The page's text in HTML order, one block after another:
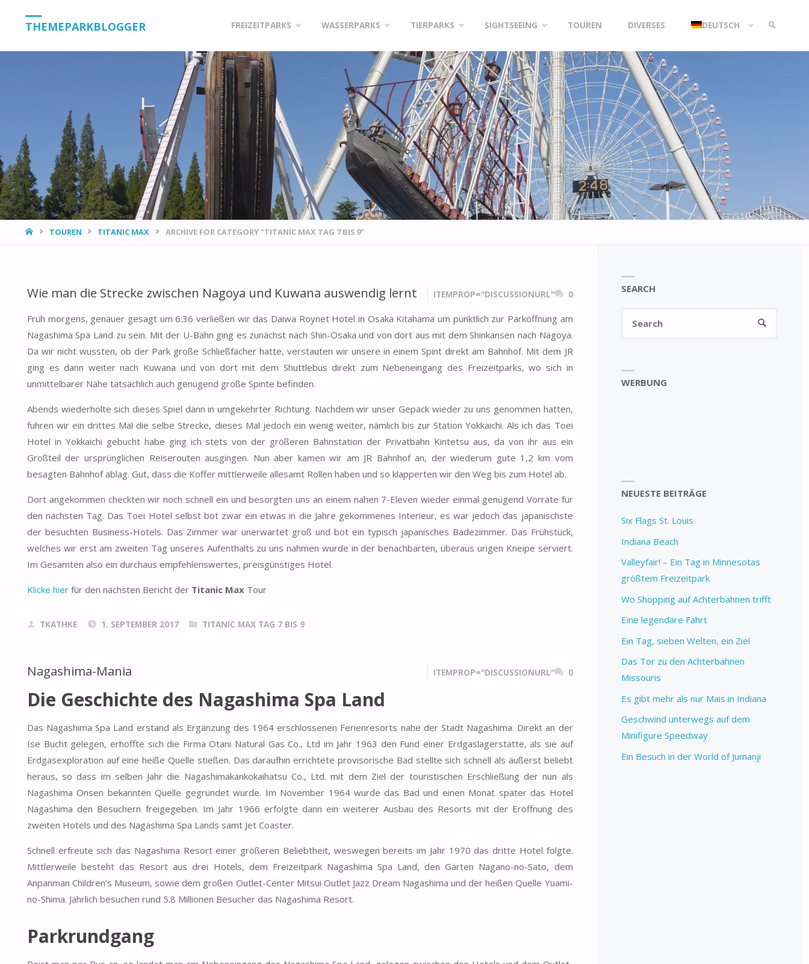
THEMEPARKBLOGGER
content
FREIZEITPARKS WASSERPARKS TIERPARKS SIGHTSEEING TOUREN DIVERSES DEUTSCH
HOMETOUREN TITANIC MAX ARCHIVE FOR CATEGORY "TITANIC MAX TAG 7 BIS 9"
Wie man die Strecke zwischen Nagoya und Kuwana auswendig lernt ITEMPROP="DISCUSSIONURL" 0
Früh morgens, genauer gesagt um 6:36 verließen wir das Daiwa Roynet Hotel in Osaka Kitahama um pünktlich zur Parköffnung am
Nagashima Spa Land zu sein. Mit der U-Bahn ging es zunächst nach Shin-Osaka und von dort aus mit dem Shinkansen nach Nagoya.
Da wir nicht wussten, ob der Park große Schließfächer hatte, verstauten wir unsere in einem Spint direkt am Bahnhof. Mit dem JR
ging es dann weiter nach Kuwana und von dort mit dem Shuttlebus direkt zum Nebeneingang des Freizeitparks, wo sich in
unmittelbarer Nähe tatsächlich auch genügend große Spinte befinden.
Abends wiederholte sich dieses Spiel dann in umgekehrter Richtung. Nachdem wir unser Gepäck wieder zu uns genommen hatten,
fuhren wir ein drittes Mal die selbe Strecke, dieses Mal jedoch ein wenig weiter, nämlich bis zur Station Yokkaichi. Als ich das Toei
Hotel in Yokkaichi gebucht habe ging ich stets von der größeren Bahnstation der Privatbahn Kintetsu aus, da von ihr aus ein
Großteil der ursprünglichen Reiserouten ausgingen. Nun aber kamen wir am JR Bahnhof an, der wiederum gute 1,2 km vom
besagten Bahnhof ablag. Gut, dass die Koffer mittlerweile allesamt Rollen haben und so klapperten wir den Weg bis zum Hotel ab.
Dort angekommen checkten wir noch schnell ein und besorgten uns an einem nahen 7-Eleven wieder einmal genügend Vorräte für
den nächsten Tag. Das Toei Hotel selbst bot zwar ein etwas in die Jahre gekommenes Interieur, es war jedoch das japanischste
der besuchten Business-Hotels. Das Zimmer war unerwartet groß und bot ein typisch japanisches Badezimmer. Das Frühstück,
welches wir erst am zweiten Tag unseres Aufenthalts zu uns nahmen wurde in der benachbarten, überaus urigen Kneipe serviert.
Im Gesamten also ein durchaus empfehlenswertes, preisgünstiges Hotel.
Klicke hierfür den nächsten Bericht der Titanic MaxTour
TKATHKE 1. SEPTEMBER 2017 TITANIC MAX TAG 7 BIS 9
Nagashima-Mania ITEMPROP="DISCUSSIONURL" 0
Die Geschichte des Nagashima Spa Land
Das Nagashima Spa Land erstand als Ergänzung des 1964 erschlossenen Ferienresorts nahe der Stadt Nagashima. Direkt an der
Ise Bucht gelegen, erhoffte sich die Firma Otani Natural Gas Co., Ltd im Jahr 1963 den Fund einer Erdgaslagerstätte, als sie auf
Erdgasexploration auf eine heiße Quelle stießen. Das daraufhin errichtete provisorische Bad stellte sich schnell als äußerst beliebt
heraus, so dass im selben Jahr die Nagashimakankokaihatsu Co., Ltd. mit dem Ziel der touristischen Erschließung der nun als
Nagashima Onsen bekannten Quelle gegründet wurde. Im November 1964 wurde das Bad und einen Monat später das Hotel
Nagashima den Besuchern freigegeben. Im Jahr 1966 erfolgte dann ein weiterer Ausbau des Resorts mit der Eröffnung des
zweiten Hotels und des Nagashima Spa Lands samt Jet Coaster.
Schnell erfreute sich das Nagashima Resort einer größeren Beliebtheit, weswegen bereits im Jahr 1970 das dritte Hotel folgte.
Mittlerweile besteht das Resort aus drei Hotels, dem Freizeitpark Nagashima Spa Land, den Gärten Nagano-no-Sato, dem
Anpanman Children’s Museum, sowie dem großen Outlet-Center Mitsui Outlet Jazz Dream Nagashima und der heißen Quelle Yuami-
no-Shima. Jährlich besuchen rund 5.8 Millionen Besucher das Nagashima Resort.
Parkrundgang
SEARCH
SEARCH
WERBUNG
NEUESTE BEITRÄGE
Six Flags St. Louis
Indiana Beach
Valleyfair! – Ein Tag in Minnesotas
größtem Freizeitpark
Wo Shopping auf Achterbahnen trifft
Eine legendäre Fahrt
Ein Tag, sieben Welten, ein Ziel
Das Tor zu den Achterbahnen
Missouris
Es gibt mehr als nur Mais in Indiana
Geschwind unterwegs auf dem
Minifigure Speedway
Ein Besuch in der World of Jumanji